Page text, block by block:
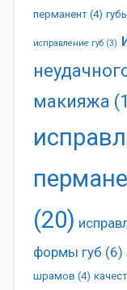
перманент (4)
исправление губ (3)
макияжа
(20)
формы губ (6)
шрамов (4)